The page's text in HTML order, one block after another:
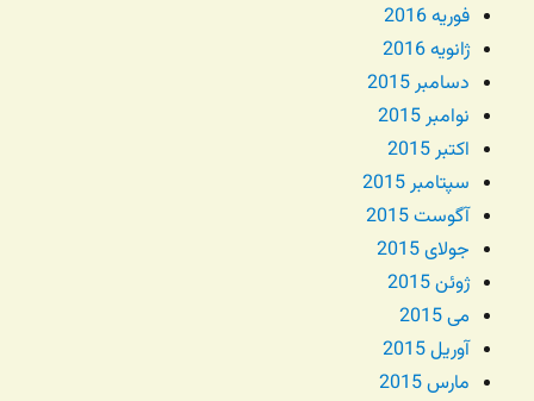
فوریه 2016
ژانویه 2016
دسامبر 2015
نوامبر 2015
اکتبر 2015
سپتامبر 2015
آگوست 2015
جولای 2015
ژوئن 2015
می 2015
آوریل 2015
مارس 2015